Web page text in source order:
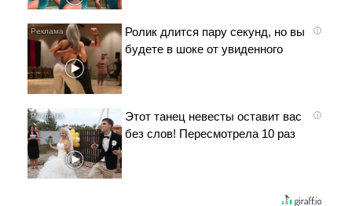
i
Ролик длится пару секунд, но вы
будете в шоке от увиденного
i
Этот танец невесты оставит вас
без слов! Пересмотрела 10 раз